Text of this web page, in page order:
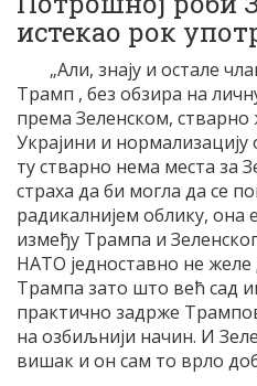
истекао рок
„Али, знају и остале
Трамп , без обзира на
према Зеленском,
Украјини и нормализацију
ту стварно нема места за
страха да би могла да се
радикалнијем облику, она
између Трампа и
НАТО једноставно не желе
Трампа зато што већ сад
практично задрже
на озбиљнији начин. И
вишак и он сам то врло